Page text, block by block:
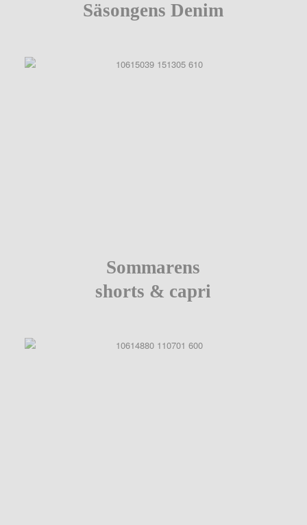
Säsongens Denim
Sommarens
shorts & capri